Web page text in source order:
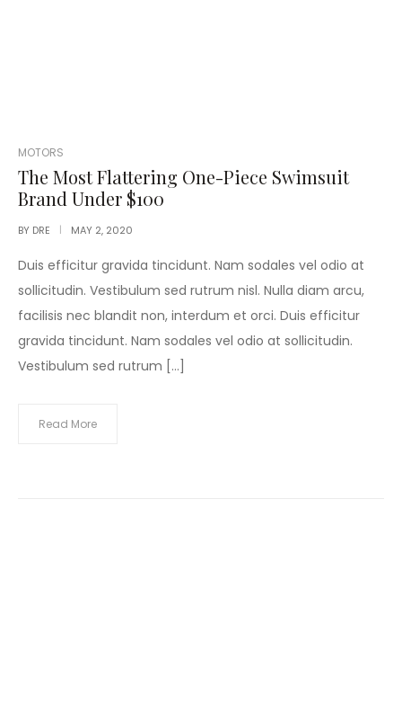
POSTED
IN
MOTORS
The Most Flattering One-Piece Swimsuit
Brand Under $100
BY DRE MAY 2, 2020
Duis efficitur gravida tincidunt. Nam sodales vel odio at
sollicitudin. Vestibulum sed rutrum nisl. Nulla diam arcu,
facilisis nec blandit non, interdum et orci. Duis efficitur
gravida tincidunt. Nam sodales vel odio at sollicitudin.
Vestibulum sed rutrum […]
Read More